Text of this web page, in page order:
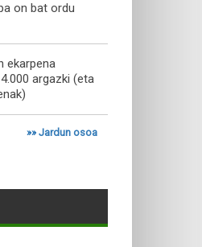
on bat ordu
ekarpena
argazki (eta
»»Jardun osoa